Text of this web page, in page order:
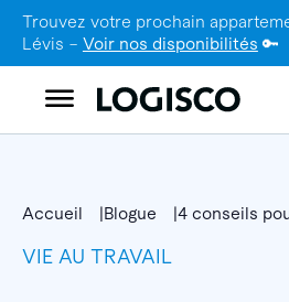
Trouvez votre prochain
Lévis – Voir nos disponibilités 🔑
Accueil Blogue 4 conseils
VIE AU TRAVAIL